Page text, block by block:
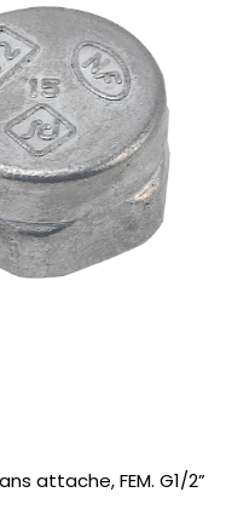
attache, FEM. G1/2”